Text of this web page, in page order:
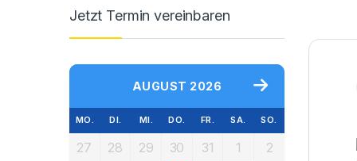
Jetzt Termin vereinbaren
AUGUST 2026
MO. DI. MI. DO. FR. SA. SO.
27 28 29 30 31 1
2